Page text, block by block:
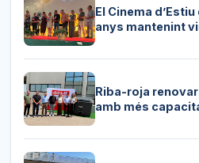
El Cinema
anys mantenint
Riba-roja
amb més